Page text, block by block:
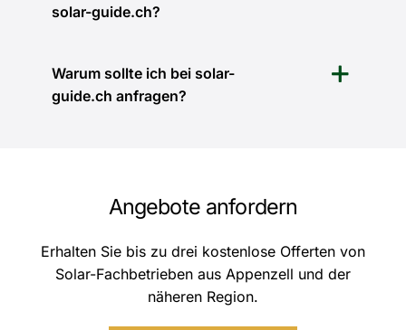
solar-guide.ch?
Warum sollte ich bei solar-
guide.ch anfragen?
Angebote anfordern
Erhalten Sie bis zu drei kostenlose Offerten von
Solar-Fachbetrieben aus Appenzell und der
näheren Region.